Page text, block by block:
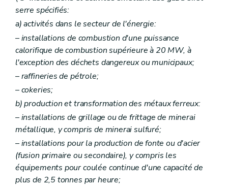
Art. 189
Art. 190
Art. 191
Art. 192
Art. 193
Art. 194
Art. 195
Art. 196
Art. 197
Art. 198
Art. 199
Art. 200
Art. 201
Art. 202
Art. 203
Art. 204
Art. 205
Art. 206
Art. 207
serre spécifiés:
a) activités dans le secteur de l'énergie:
– installations de combustion d'une puissance
calorifique de combustion supérieure à 20 MW, à
l'exception des déchets dangereux ou municipaux;
– raffineries de pétrole;
– cokeries;
b) production et transformation des métaux ferreux:
– installations de grillage ou de frittage de minerai
métallique, y compris de minerai sulfuré;
– installations pour la production de fonte ou d'acier
(fusion primaire ou secondaire), y compris les
équipements pour coulée continue d'une capacité de
plus de 2,5 tonnes par heure;